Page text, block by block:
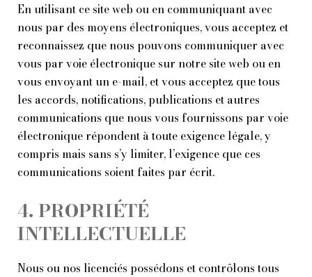
En utilisant ce site web ou en communiquant avec
nous par des moyens électroniques, vous acceptez et
reconnaissez que nous pouvons communiquer avec
vous par voie électronique sur notre site web ou en
vous envoyant un e-mail, et vous acceptez que tous
les accords, notifications, publications et autres
communications que nous vous fournissons par voie
électronique répondent à toute exigence légale, y
compris mais sans s’y limiter, l’exigence que ces
communications soient faites par écrit.
4. PROPRIÉTÉ
INTELLECTUELLE
Nous ou nos licenciés possédons et contrôlons tous